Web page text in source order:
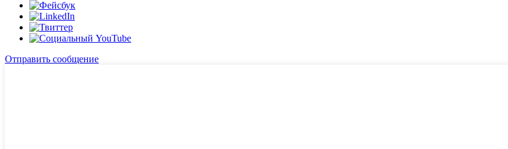
Отправить сообщение